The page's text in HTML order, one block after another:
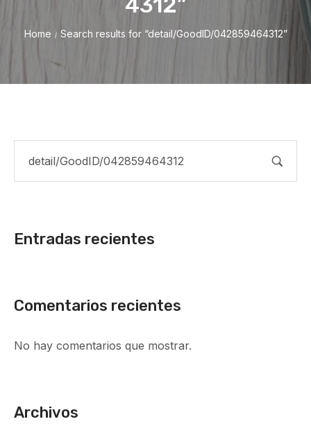
Home / Search results for “detail/GoodID/042859464312”
Entradas recientes
Comentarios recientes
No hay comentarios que mostrar.
Archivos